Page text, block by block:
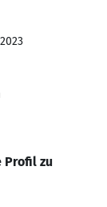
Profil zu